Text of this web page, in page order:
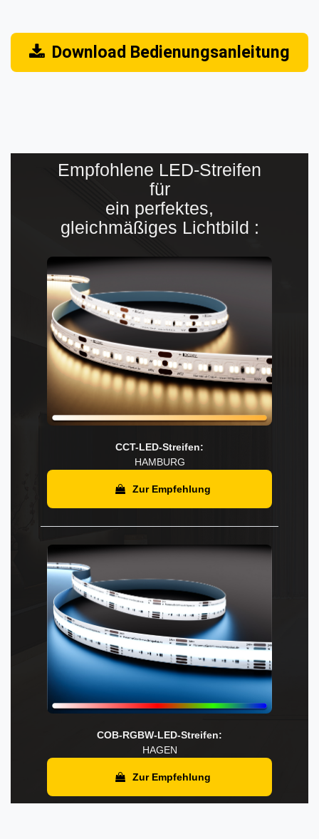
Download Bedienungsanleitung
Empfohlene LED-Streifen
für
ein perfektes,
gleichmäßiges Lichtbild :
CCT-LED-Streifen:
HAMBURG
Zur Empfehlung
COB-RGBW-LED-Streifen:
HAGEN
Zur Empfehlung